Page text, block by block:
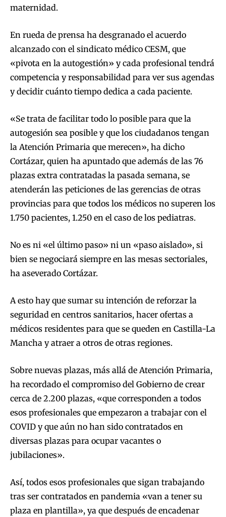
maternidad.
En rueda de prensa ha desgranado el acuerdo
alcanzado con el sindicato médico CESM, que
«pivota en la autogestión» y cada profesional tendrá
competencia y responsabilidad para ver sus agendas
y decidir cuánto tiempo dedica a cada paciente.
«Se trata de facilitar todo lo posible para que la
autogesión sea posible y que los ciudadanos tengan
la Atención Primaria que merecen», ha dicho
Cortázar, quien ha apuntado que además de las 76
plazas extra contratadas la pasada semana, se
atenderán las peticiones de las gerencias de otras
provincias para que todos los médicos no superen los
1.750 pacientes, 1.250 en el caso de los pediatras.
No es ni «el último paso» ni un «paso aislado», si
bien se negociará siempre en las mesas sectoriales,
ha aseverado Cortázar.
A esto hay que sumar su intención de reforzar la
seguridad en centros sanitarios, hacer ofertas a
médicos residentes para que se queden en Castilla-La
Mancha y atraer a otros de otras regiones.
Sobre nuevas plazas, más allá de Atención Primaria,
ha recordado el compromiso del Gobierno de crear
cerca de 2.200 plazas, «que corresponden a todos
esos profesionales que empezaron a trabajar con el
COVID y que aún no han sido contratados en
diversas plazas para ocupar vacantes o
jubilaciones».
Así, todos esos profesionales que sigan trabajando
tras ser contratados en pandemia «van a tener su
plaza en plantilla», ya que después de encadenar